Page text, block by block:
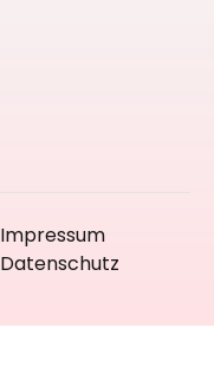
Impressum
Datenschutz